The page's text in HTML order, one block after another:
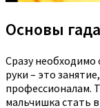
Основы
Сразу необходимо
руки – это
профессионалам.
мальчишка стать